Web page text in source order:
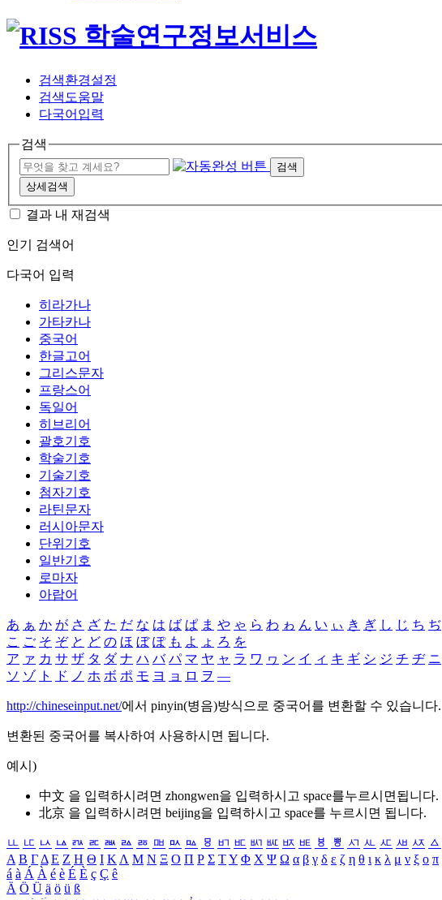
검색환경설정
검색도움말
다국어입력
검색
검색
상세검색
결과 내 재검색
인기 검색어
다국어 입력
히라가나
가타카나
중국어
한글고어
그리스문자
프랑스어
독일어
히브리어
괄호기호
학술기호
기술기호
첨자기호
라틴문자
러시아문자
단위기호
일반기호
로마자
아랍어
あ ぁ か が さ ざ た だ な は ば ぱ ま や ゃ ら わ ゎ ん い ぃ き ぎ し じ ち ぢ
こ ご そ ぞ と ど の ほ ぼ ぽ も よ ょ ろ を
ア ァ カ サ ザ タ ダ ナ ハ バ パ マ ヤ ャ ラ ワ ヮ ン イ ィ キ ギ シ ジ チ ヂ ニ
ソ ゾ ト ド ノ ホ ボ ポ モ ヨ ョ ロ ヲ ―
http://chineseinput.net/에서 pinyin(병음)방식으로 중국어를 변환할 수 있습니다.
변환된 중국어를 복사하여 사용하시면 됩니다.
예시)
中文 을 입력하시려면 zhongwen을 입력하시고 space를누르시면됩니다.
北京 을 입력하시려면 beijing을 입력하시고 space를 누르시면 됩니다.
ㅥ ㅦ ㅧ ㅨ ㅩ ㅪ ㅫ ㅬ ㅭ ㅮ ㅯ ㅰ ㅱ ㅲ ㅳ ㅴ ㅵ ㅶ ㅷ ㅸ ㅹ ㅺ ㅻ ㅼ ㅽ ㅾ ㅿ
Α Β ΓΔ Ε Ζ Η Θ Ι ΚΛ Μ Ν Ξ Ο Π Ρ Σ ΤΥ Φ Χ Ψ Ω α β γ δ ε ζ η θ ι κ λ μ ν ξ ο π
á à Á À é è É È ç Ç ê
Ä Ö Ü ä ö ü ß